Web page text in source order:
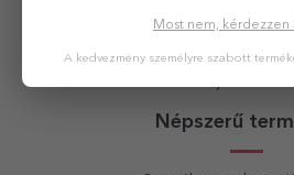
Népszerű
Most nem, kérdezzen
A kedvezmény személyre szabott